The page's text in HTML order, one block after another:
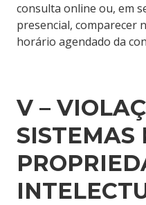
consulta online ou, em
presencial, comparecer
horário agendado da
V –
SISTEMAS